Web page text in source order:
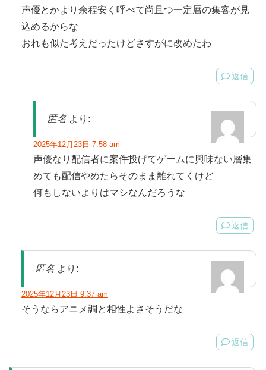
声優とかより余程安く呼べて尚且つ一定層の集客が見
込めるからな
おれも似た考えだったけどさすがに改めたわ
返信
匿名 より:
2025年12月23日 7:58 am
声優なり配信者に案件投げてゲームに興味ない層集
めても配信やめたらそのまま離れてくけど
何もしないよりはマシなんだろうな
返信
匿名 より:
2025年12月23日 9:37 am
そうならアニメ調と相性よさそうだな
返信